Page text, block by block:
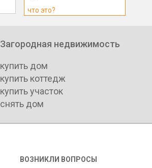
что это?
Загородная недвижимость
купить дом
купить коттедж
купить участок
снять дом
ВОЗНИКЛИ ВОПРОСЫ